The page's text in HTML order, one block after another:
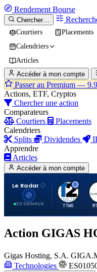
Rendement Bourse
Chercher…
Courtiers
Placements
Calendriers
Articles
Accéder à mon compte
Passer au Premium —
Actions, ETF, Cryptos
Chercher une action
Comparateurs
Courtiers
Placements
Calendriers
Splits
Dividendes
Apprendre
Articles
Accéder à mon compte
Le Radar
20 SIGNAUX
T
TTWO
Action GIGAS
Gigas Hosting, S.A.
Technologies